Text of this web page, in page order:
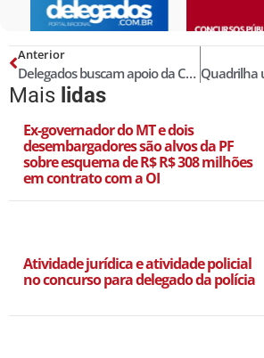
Anterior
Delegados buscam apoio da Corregedoria do TJ para resolver superlotação no AM
Mais lidas
Ex-governador do MT e dois
desembargadores são alvos da PF
sobre esquema de R$ R$ 308 milhões
em contrato com a OI
Atividade jurídica e atividade policial
no concurso para delegado da polícia